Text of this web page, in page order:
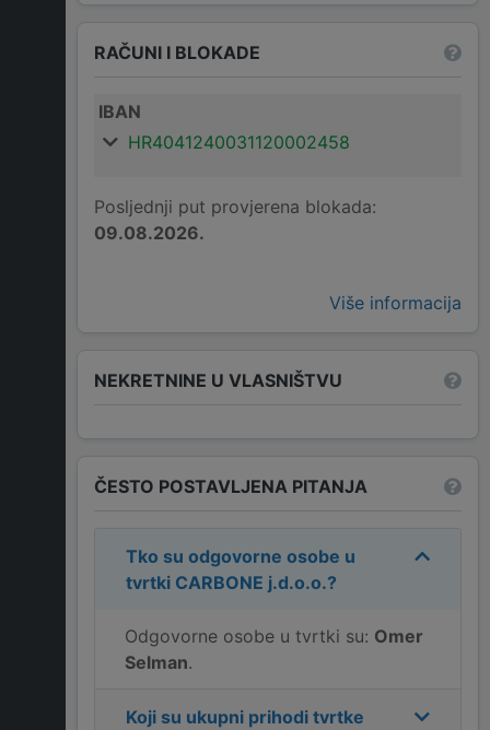
RAČUNI I BLOKADE
IBAN
HR4041240031120002458
Posljednji put provjerena blokada:
09.08.2026.
Više informacija
NEKRETNINE U VLASNIŠTVU
ČESTO POSTAVLJENA PITANJA
Tko su odgovorne osobe u
tvrtki CARBONE j.d.o.o.?
Odgovorne osobe u tvrtki su: Omer
Selman.
Koji su ukupni prihodi tvrtke